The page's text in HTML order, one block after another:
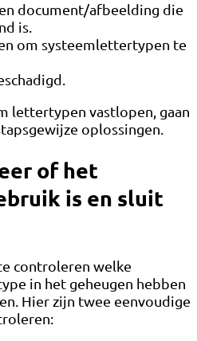
document/afbeelding die
is.
om systeemlettertypen te
lettertypen vastlopen, gaan
oplossingen.
of het
is en sluit
controleren welke
in het geheugen hebben
Hier zijn twee eenvoudige